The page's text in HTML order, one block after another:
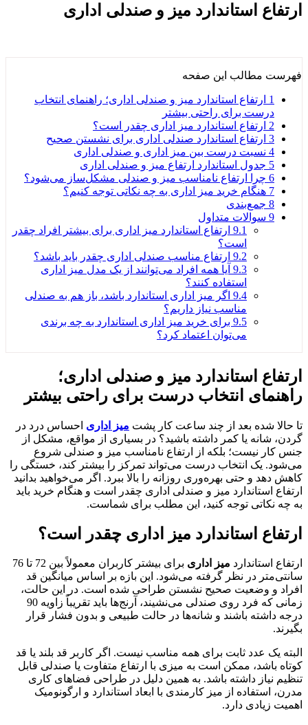
ارتفاع استاندارد میز و صندلی اداری
فهرست مطالب این صفحه
1 ارتفاع استاندارد میز و صندلی اداری؛ راهنمای انتخاب
درست برای راحتی بیشتر
2 ارتفاع استاندارد میز اداری چقدر است؟
3 ارتفاع استاندارد صندلی اداری برای نشستن صحیح
4 نسبت درست بین میز اداری و صندلی اداری
5 جدول استاندارد ارتفاع میز و صندلی اداری
6 چرا ارتفاع نامناسب میز و صندلی مشکل‌ساز می‌شود؟
7 هنگام خرید میز اداری به چه نکاتی توجه کنیم؟
8 جمع‌بندی
9 سوالات متداول
9.1 ارتفاع استاندارد میز اداری برای بیشتر افراد چقدر
است؟
9.2 ارتفاع مناسب صندلی اداری چقدر باید باشد؟
9.3 آیا همه افراد می‌توانند از یک مدل میز اداری
استفاده کنند؟
9.4 اگر میز اداری استاندارد باشد، باز هم به صندلی
مناسب نیاز داریم؟
9.5 برای خرید میز اداری استاندارد به چه برندی
می‌توان اعتماد کرد؟
ارتفاع استاندارد میز و صندلی اداری؛
راهنمای انتخاب درست برای راحتی بیشتر
تا حالا شده بعد از چند ساعت کار پشت میز اداری احساس درد در
گردن، شانه یا کمر داشته باشید؟ در بسیاری از مواقع، مشکل از
جنس کار نیست؛ بلکه از ارتفاع نامناسب میز و صندلی شروع
می‌شود. یک انتخاب درست می‌تواند تمرکز را بیشتر کند، خستگی را
کاهش دهد و حتی بهره‌وری روزانه را بالا ببرد. اگر می‌خواهید بدانید
ارتفاع استاندارد میز و صندلی اداری چقدر است و هنگام خرید باید
به چه نکاتی توجه کنید، این مطلب برای شماست.
ارتفاع استاندارد میز اداری چقدر است؟
ارتفاع استاندارد میز اداری
برای بیشتر کاربران معمولاً بین 72 تا 76
سانتی‌متر در نظر گرفته می‌شود. این بازه بر اساس میانگین قد
افراد و وضعیت صحیح نشستن طراحی شده است. در این حالت،
زمانی که فرد روی صندلی می‌نشیند، آرنج‌ها باید تقریباً زاویه 90
درجه داشته باشند و شانه‌ها در حالت طبیعی و بدون فشار قرار
بگیرند.
البته یک عدد ثابت برای همه مناسب نیست. اگر کاربر قد بلند یا قد
کوتاه باشد، ممکن است به میزی با ارتفاع متفاوت یا صندلی قابل
تنظیم نیاز داشته باشد. به همین دلیل در طراحی فضاهای کاری
مدرن، استفاده از میز کارمندی با ابعاد استاندارد و ارگونومیک
اهمیت زیادی دارد.